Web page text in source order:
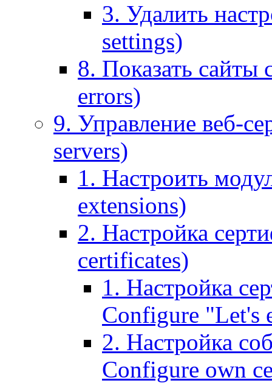
3. Удалить
settings)
8. Показать
errors)
9. Управление веб-
servers)
1. Настроить
extensions)
2. Настройка
certificates)
1. Настройка
Configure "Let's
2. Настройка
Configure own